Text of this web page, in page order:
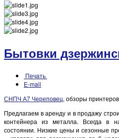
Бытовки
Печать
E-mail
СНПЧ А7 Череповец, обзоры
Предлагаем в аренду и в продажу
контейнера из металла. Всегда в
состоянии. Низкие цены и сезонные